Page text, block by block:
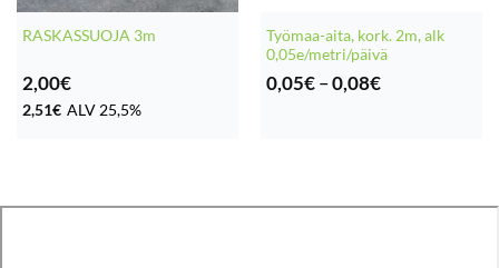
RASKASSUOJA 3m
2,00€
2,51€ ALV 25,5%
Työmaa-aita, kork. 2m, alk
0,05e/metri/päivä
0,05€ –0,08€Hintaluokka: